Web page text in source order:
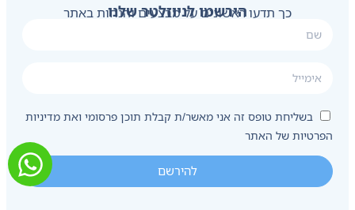
הירשמו לניוזלטר שלנו
כך תדעו ראשונים על מבצעים והנחות באתר
בשליחת טופס זה אני מאשר/ת קבלת תוכן פרסומי ואת מדיניות
הפרטיות של האתר
להירשם